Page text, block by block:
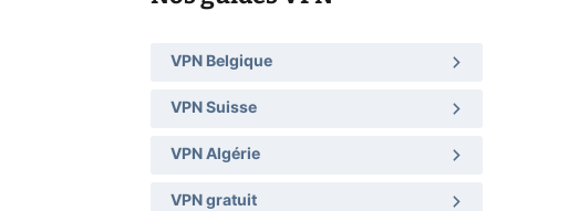
VPN Belgique
VPN Suisse
VPN Algérie
VPN gratuit